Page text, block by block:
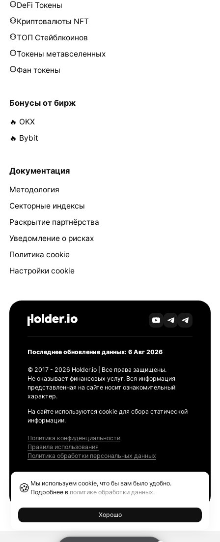
DeFi Токены
Криптовалюты NFT
ТОП Стейблкоинов
Токены метавселенных
Фан токены
Бонусы от бирж
🔥 OKX
🔥 Bybit
Документация
Методология
Секторные индексы
Раскрытие партнёрства
Уведомление о рисках
Политика cookie
Настройки cookie
Последнее обновление данных: 6 Авг 2026
© 2017 - 2026 Holder.io | Все права защищены.
Не оказывает финансовых услуг. Вся информация
представленная на сайте носит ознакомительный
характер.
На сайте используются cookie для сбора статической
информации.
Политика конфиденциальности
Правила использования
Политика обработки персональных данных
🍪 Мы используем cookie, что бы вам было удобно.
Подробнее в политике обработки данных.
Хорошо
Ethereum GAS Tracker